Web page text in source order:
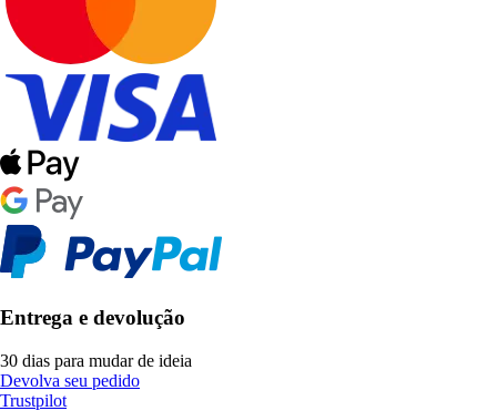
Entrega e devolução
30 dias para mudar de ideia
Devolva seu pedido
Trustpilot